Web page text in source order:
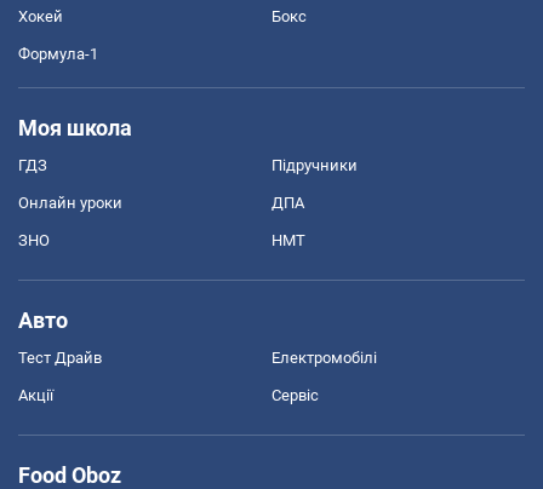
Хокей Бокс
Формула-1
Моя школа
ГДЗ Підручники
Онлайн уроки ДПА
ЗНО НМТ
Авто
Тест Драйв Електромобілі
Акції Сервіс
Food Oboz